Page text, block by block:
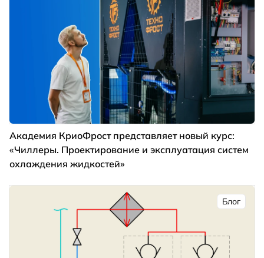
Академия КриоФрост представляет новый курс:
«Чиллеры. Проектирование и эксплуатация систем
охлаждения жидкостей»
Блог